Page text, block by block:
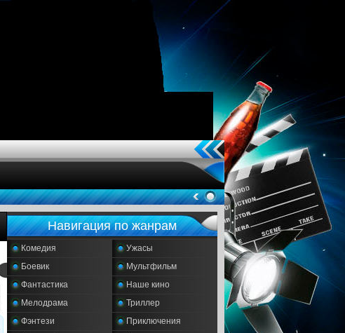
Навигация по жанрам
Комедия
Ужасы
Боевик
Мультфильм
Фантастика
Наше кино
Мелодрама
Триллер
Фэнтези
Приключения